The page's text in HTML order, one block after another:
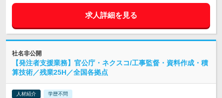
求人詳細を見る
社名非公開
【発注者支援業務】官公庁・ネクスコ/工事監督・資料作成・積
算技術／残業25H／全国各拠点
人材紹介 学歴不問